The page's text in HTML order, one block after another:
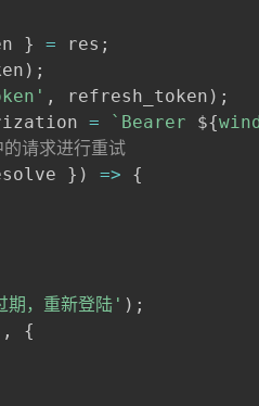
} = res ;
) ;
, refresh_token ) ;
= ` Bearer ${
请求进行重试
} ) =>
{
，重新登陆' ) ;
,
{